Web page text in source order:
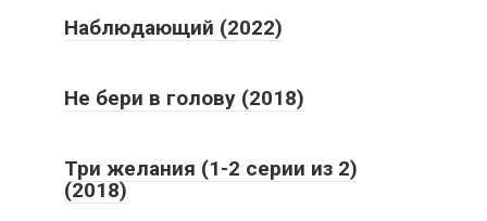
Наблюдающий (2022)
Не бери в голову (2018)
Три желания (1-2 серии из 2)
(2018)